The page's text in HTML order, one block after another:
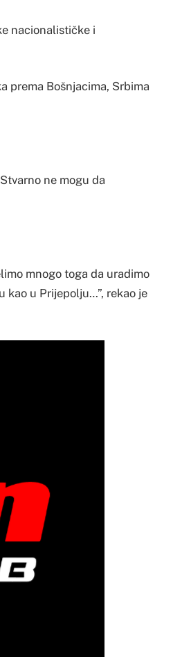
nacionalističke i
prema Bošnjacima, Srbima
ne mogu da
mnogo toga da uradimo
kao u Prijepolju…”, rekao je